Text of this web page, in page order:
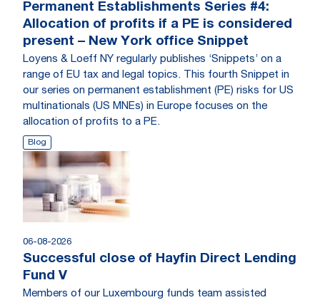
Permanent Establishments Series #4:
Allocation of profits if a PE is considered
present – New York office Snippet
Loyens & Loeff NY regularly publishes ‘Snippets’ on a
range of EU tax and legal topics. This fourth Snippet in
our series on permanent establishment (PE) risks for US
multinationals (US MNEs) in Europe focuses on the
allocation of profits to a PE.
Blog
06-08-2026
Successful close of Hayfin Direct Lending
Fund V
Members of our Luxembourg funds team assisted